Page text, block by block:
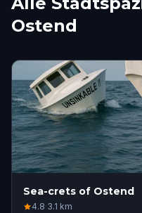
Ostend
Sea-crets of Ostend
4.8·3.1 km